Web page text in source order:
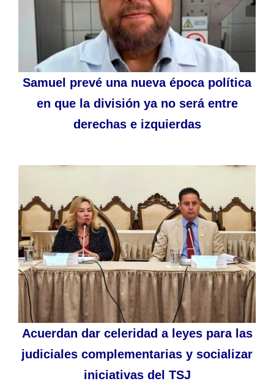
Samuel prevé una nueva época política
en que la división ya no será entre
derechas e izquierdas
Acuerdan dar celeridad a leyes para las
judiciales complementarias y socializar
iniciativas del TSJ